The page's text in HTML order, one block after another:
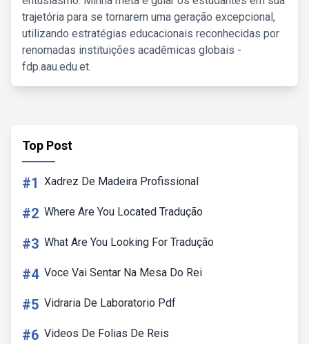
trajetória para se tornarem uma geração excepcional,
utilizando estratégias educacionais reconhecidas por
renomadas instituições acadêmicas globais -
fdp.aau.edu.et.
Top Post
#1 Xadrez De Madeira Profissional
#2 Where Are You Located Tradução
#3 What Are You Looking For Tradução
#4 Voce Vai Sentar Na Mesa Do Rei
#5 Vidraria De Laboratorio Pdf
#6 Videos De Folias De Reis